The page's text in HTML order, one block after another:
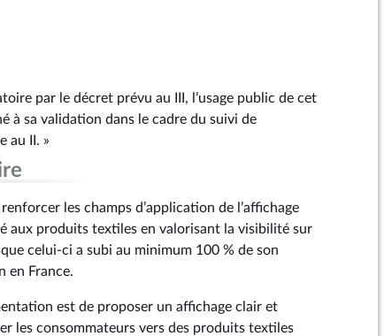
par le décret prévu au III, l’usage public de cet
à sa validation dans le cadre du suivi de
au II. »
les champs d’application de l’affichage
aux produits textiles en valorisant la visibilité sur
celui-ci a subi au minimum 100 % de son
en France.
est de proposer un affichage clair et
les consommateurs vers des produits textiles